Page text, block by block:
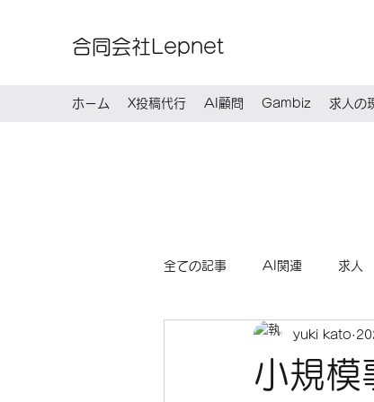
合同会社Lepnet
ホーム X投稿代行 AI顧問 Gambiz 求人の
全ての記事 AI関連 求人
小規模
yuki kato